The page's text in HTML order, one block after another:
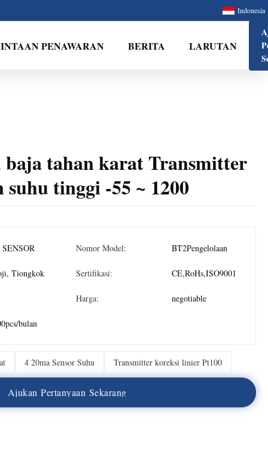
Indonesia
PENAWARAN BERITA LARUTAN
tahan karat Transmitter
suhu tinggi -55 ~ 1200
Nomor Model: BT2Pengelolaan
Tiongkok Sertifikasi: CE,RoHs,ISO9001
Harga: negotiable
bulan
4 20ma Sensor Suhu Transmitter koreksi linier Pt100
Ajukan Pertanyaan Sekarang